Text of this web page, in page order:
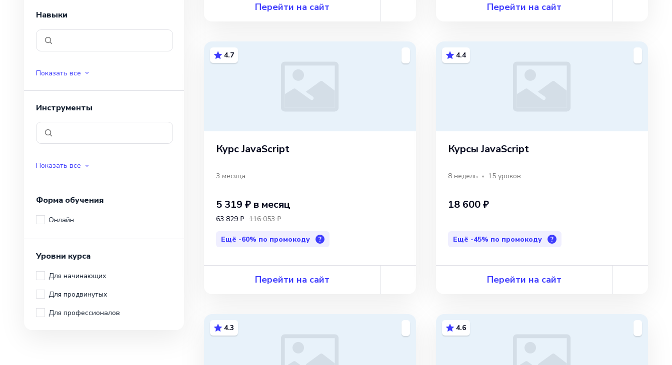
Перейти на сайт Перейти на сайт
4.7
Курс JavaScript
3 месяца
5 319 ₽ в месяц
63 829 ₽ 116 053 ₽
Ещё -60% по промокоду ?
Перейти на сайт
4.4
Курсы JavaScript
8 недель 15 уроков
18 600 ₽
Ещё -45% по промокоду ?
Перейти на сайт
4.3 4.6
Навыки
Показать все
Инструменты
Показать все
Форма обучения
Онлайн
Уровни курса
Для начинающих
Для продвинутых
Для профессионалов